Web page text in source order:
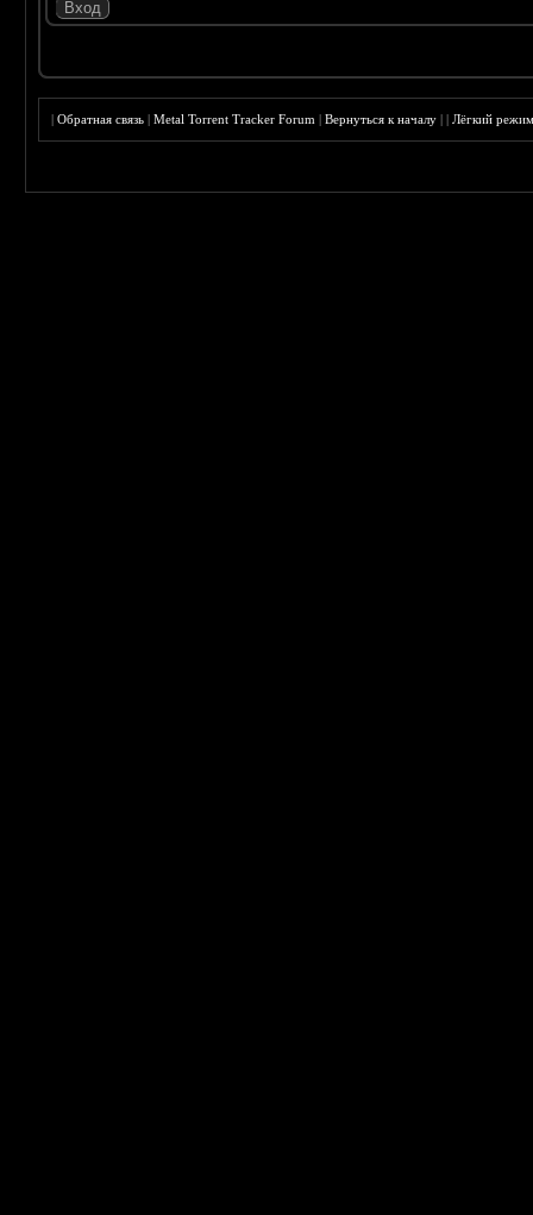
|Обратная связь |Metal Torrent Tracker Forum |Вернуться к началу ||Лёгкий